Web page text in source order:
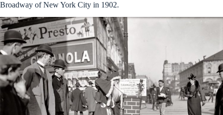
Broadway of New York City in 1902.